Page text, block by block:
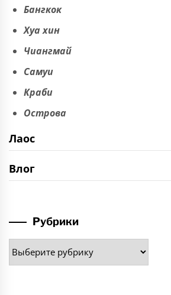
Бангкок
Хуа хин
Чиангмай
Самуи
Краби
Острова
Лаос
Влог
Рубрики
Рубрики